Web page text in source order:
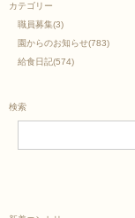
カテゴリー
職員募集(3)
園からのお知らせ(783)
給食日記(574)
検索